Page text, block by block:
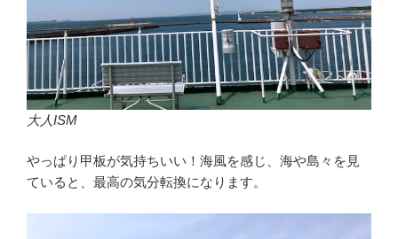
大人ISM
やっぱり甲板が気持ちいい！海風を感じ、海や島々を見
ていると、最高の気分転換になります。